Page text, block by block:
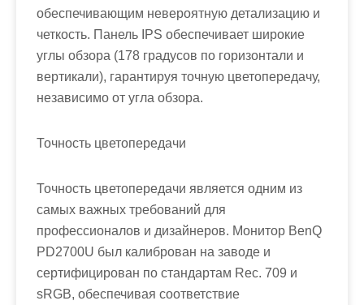
обеспечивающим невероятную детализацию и
четкость. Панель IPS обеспечивает широкие
углы обзора (178 градусов по горизонтали и
вертикали), гарантируя точную цветопередачу,
независимо от угла обзора.
Точность цветопередачи
Точность цветопередачи является одним из
самых важных требований для
профессионалов и дизайнеров. Монитор BenQ
PD2700U был калиброван на заводе и
сертифицирован по стандартам Rec. 709 и
sRGB, обеспечивая соответствие